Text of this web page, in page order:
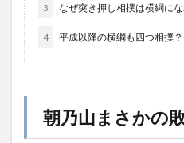
3 なぜ突き押し相撲は横綱に
4 平成以降の横綱も四つ相撲？
朝乃山まさかの